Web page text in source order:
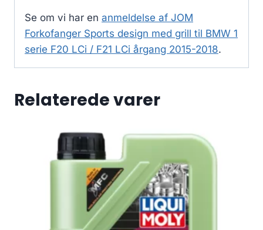
Se om vi har en anmeldelse af JOM
Forkofanger Sports design med grill til BMW 1
serie F20 LCi / F21 LCi årgang 2015-2018.
Relaterede varer